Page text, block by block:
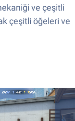
ve çeşitli
çeşitli öğeleri ve